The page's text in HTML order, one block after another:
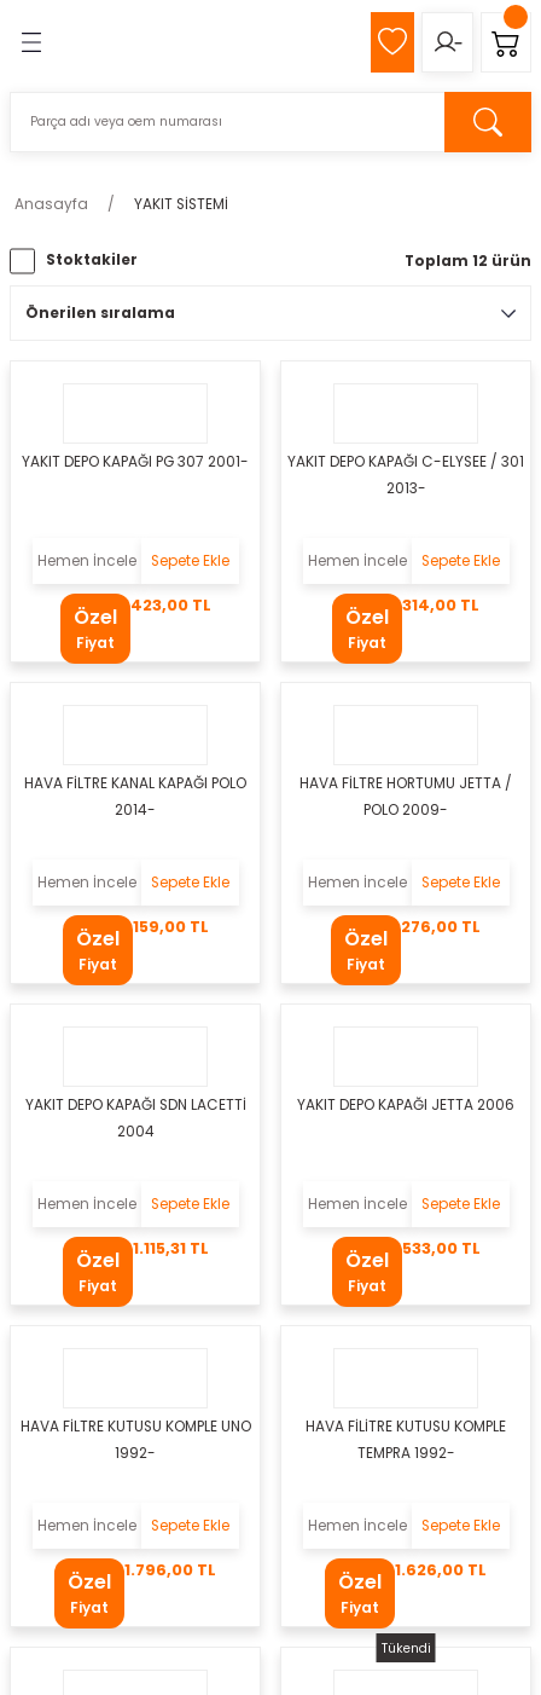
Lambaları
Anasayfa YAKIT SİSTEMİ
Stoktakiler Toplam 12 ürün
YAKIT DEPO KAPAĞI PG 307 2001-
Hemen İncele Sepete Ekle
Özel
Fiyat
423,00 TL
YAKIT DEPO KAPAĞI C-ELYSEE / 301
2013-
Hemen İncele Sepete Ekle
Özel
Fiyat
314,00 TL
HAVA FİLTRE KANAL KAPAĞI POLO
2014-
Hemen İncele Sepete Ekle
Özel
Fiyat
159,00 TL
HAVA FİLTRE HORTUMU JETTA /
POLO 2009-
Hemen İncele Sepete Ekle
Özel
Fiyat
276,00 TL
YAKIT DEPO KAPAĞI SDN LACETTİ
2004
Hemen İncele Sepete Ekle
Özel
Fiyat
1.115,31 TL
YAKIT DEPO KAPAĞI JETTA 2006
Hemen İncele Sepete Ekle
Özel
Fiyat
533,00 TL
HAVA FİLTRE KUTUSU KOMPLE UNO
1992-
Hemen İncele Sepete Ekle
Özel
Fiyat
1.796,00 TL
HAVA FİLİTRE KUTUSU KOMPLE
TEMPRA 1992-
Hemen İncele Sepete Ekle
Özel
Fiyat
1.626,00 TL
Tükendi